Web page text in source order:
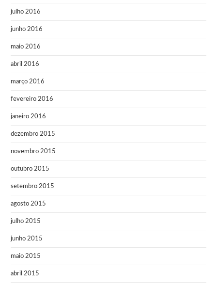
julho 2016
junho 2016
maio 2016
abril 2016
março 2016
fevereiro 2016
janeiro 2016
dezembro 2015
novembro 2015
outubro 2015
setembro 2015
agosto 2015
julho 2015
junho 2015
maio 2015
abril 2015